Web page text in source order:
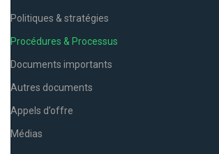
Politiques & stratégies
Procédures & Processus
Documents importants
Autres documents
Appels d’offre
Médias